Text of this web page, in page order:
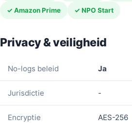
✓ Amazon Prime ✓ NPO Start
Privacy & veiligheid
No-logs beleid Ja
Jurisdictie -
Encryptie AES-256